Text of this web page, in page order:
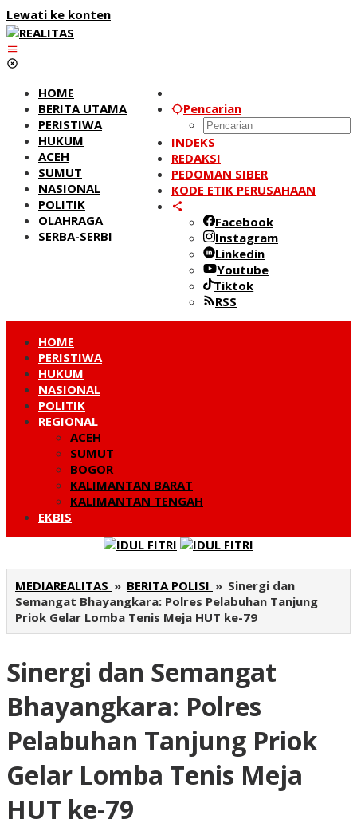
Lewati ke konten
Pencarian
INDEKS
REDAKSI
PEDOMAN SIBER
KODE ETIK PERUSAHAAN
Facebook
Instagram
Linkedin
Youtube
Tiktok
RSS
HOME
BERITA UTAMA
PERISTIWA
HUKUM
ACEH
SUMUT
NASIONAL
POLITIK
OLAHRAGA
SERBA-SERBI
HOME
PERISTIWA
HUKUM
NASIONAL
POLITIK
REGIONAL
ACEH
SUMUT
BOGOR
KALIMANTAN BARAT
KALIMANTAN TENGAH
EKBIS
MEDIAREALITAS » BERITA POLISI » Sinergi dan
Semangat Bhayangkara: Polres Pelabuhan Tanjung
Priok Gelar Lomba Tenis Meja HUT ke-79
Sinergi dan Semangat
Bhayangkara: Polres
Pelabuhan Tanjung Priok
Gelar Lomba Tenis Meja
HUT ke-79